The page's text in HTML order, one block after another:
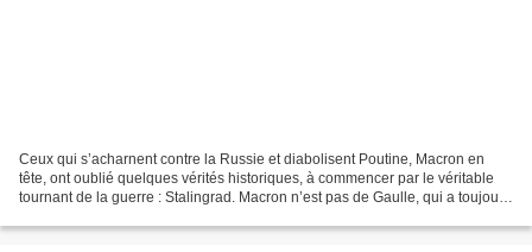
Ceux qui s’acharnent contre la Russie et diabolisent Poutine, Macron en
tête, ont oublié quelques vérités historiques, à commencer par le véritable
tournant de la guerre : Stalingrad. Macron n’est pas de Gaulle, qui a toujours